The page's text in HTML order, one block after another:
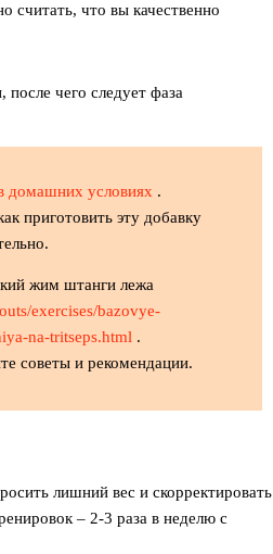
считать, что вы качественно
чего следует фаза
домашних условиях .
приготовить эту добавку
жим штанги лежа
exercises/bazovye-
na-tritseps.html .
советы и рекомендации.
лишний вес и скорректировать
– 2-3 раза в неделю с